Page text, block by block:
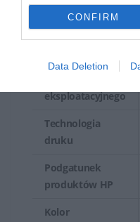
CONFIRM
Data Deletion
Waga
transportowa
eksploatacyjnego
Technologia
druku
Podgatunek
produktów HP
Kolor